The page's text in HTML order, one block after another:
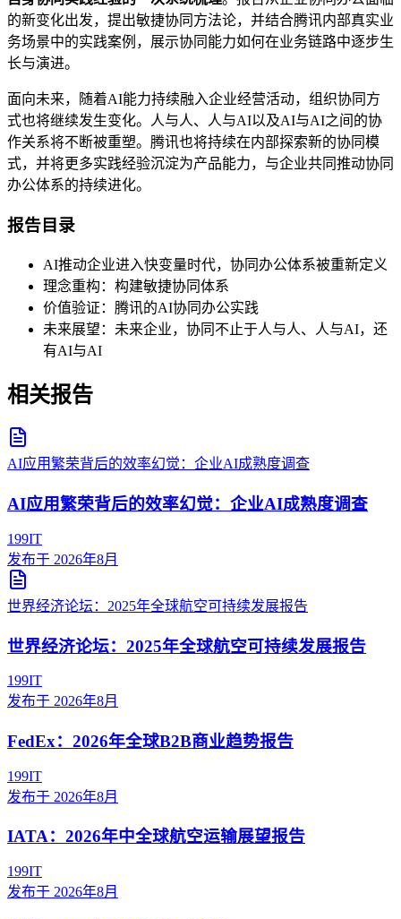
的新变化出发，提出敏捷协同方法论，并结合腾讯内部真实业
务场景中的实践案例，展示协同能力如何在业务链路中逐步生
长与演进。
面向未来，随着AI能力持续融入企业经营活动，组织协同方
式也将继续发生变化。人与人、人与AI以及AI与AI之间的协
作关系将不断被重塑。腾讯也将持续在内部探索新的协同模
式，并将更多实践经验沉淀为产品能力，与企业共同推动协同
办公体系的持续进化。
报告目录
AI推动企业进入快变量时代，协同办公体系被重新定义
理念重构：构建敏捷协同体系
价值验证：腾讯的AI协同办公实践
未来展望：未来企业，协同不止于人与人、人与AI，还
有AI与AI
相关报告
AI应用繁荣背后的效率幻觉：企业AI成熟度调查
AI应用繁荣背后的效率幻觉：企业AI成熟度调查
199IT
发布于 2026年8月
世界经济论坛：2025年全球航空可持续发展报告
世界经济论坛：2025年全球航空可持续发展报告
199IT
发布于 2026年8月
FedEx：2026年全球B2B商业趋势报告
199IT
发布于 2026年8月
IATA：2026年中全球航空运输展望报告
199IT
发布于 2026年8月